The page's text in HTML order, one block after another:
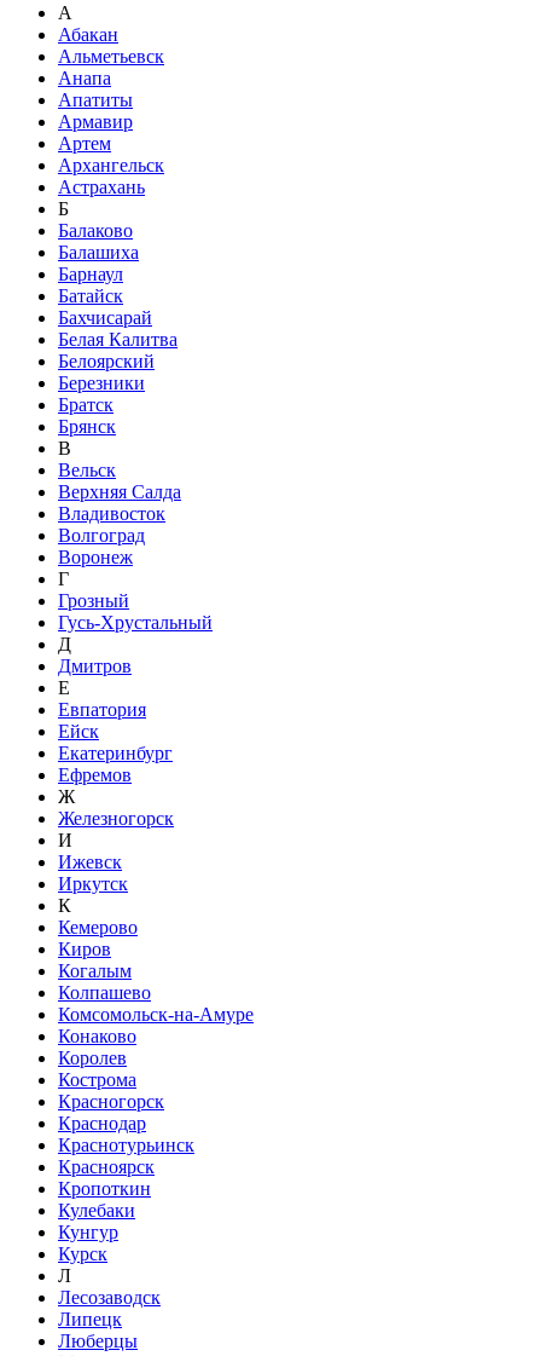
А
Абакан
Альметьевск
Анапа
Апатиты
Армавир
Артем
Архангельск
Астрахань
Б
Балаково
Балашиха
Барнаул
Батайск
Бахчисарай
Белая Калитва
Белоярский
Березники
Братск
Брянск
В
Вельск
Верхняя Салда
Владивосток
Волгоград
Воронеж
Г
Грозный
Гусь-Хрустальный
Д
Дмитров
Е
Евпатория
Ейск
Екатеринбург
Ефремов
Ж
Железногорск
И
Ижевск
Иркутск
К
Кемерово
Киров
Когалым
Колпашево
Комсомольск-на-Амуре
Конаково
Королев
Кострома
Красногорск
Краснодар
Краснотурьинск
Красноярск
Кропоткин
Кулебаки
Кунгур
Курск
Л
Лесозаводск
Липецк
Люберцы